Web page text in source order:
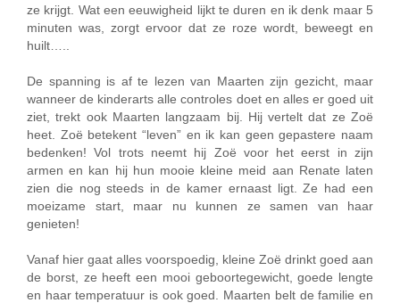
ze krijgt. Wat een eeuwigheid lijkt te duren en ik denk maar 5
minuten was, zorgt ervoor dat ze roze wordt, beweegt en
huilt…..
De spanning is af te lezen van Maarten zijn gezicht, maar
wanneer de kinderarts alle controles doet en alles er goed uit
ziet, trekt ook Maarten langzaam bij. Hij vertelt dat ze Zoë
heet. Zoë betekent “leven” en ik kan geen gepastere naam
bedenken! Vol trots neemt hij Zoë voor het eerst in zijn
armen en kan hij hun mooie kleine meid aan Renate laten
zien die nog steeds in de kamer ernaast ligt. Ze had een
moeizame start, maar nu kunnen ze samen van haar
genieten!
Vanaf hier gaat alles voorspoedig, kleine Zoë drinkt goed aan
de borst, ze heeft een mooi geboortegewicht, goede lengte
en haar temperatuur is ook goed. Maarten belt de familie en